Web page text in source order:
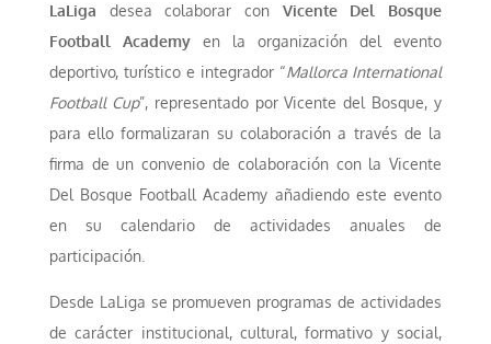
LaLiga desea colaborar con Vicente Del Bosque
Football Academyen la organización del evento
deportivo, turístico e integrador “Mallorca International
Football Cup”, representado por Vicente del Bosque, y
para ello formalizaran su colaboración a través de la
firma de un convenio de colaboración con la Vicente
Del Bosque Football Academy añadiendo este evento
en su calendario de actividades anuales de
participación.
Desde LaLiga se promueven programas de actividades
de carácter institucional, cultural, formativo y social,